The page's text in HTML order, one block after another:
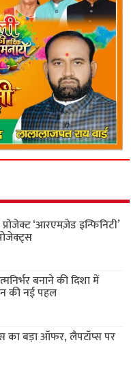
‘आरएमज़ेड इन्फिनिटी’
बनाने की दिशा में
की नई पहल
का बड़ा ऑफर, लैपटॉप्स पर